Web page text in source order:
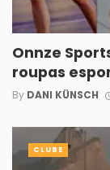
Onnze
roupas
By DANI KÜNSCH
CLUBE